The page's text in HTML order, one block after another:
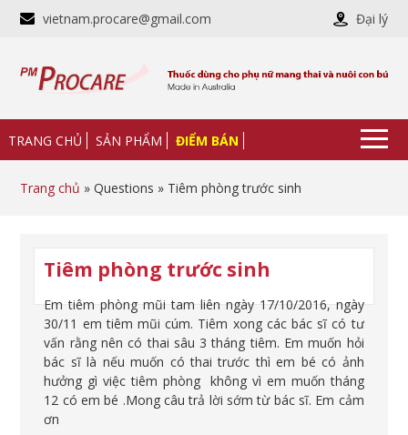
vietnam.procare@gmail.com Đại lý
TRANG CHỦ SẢN PHẨM ĐIỂM BÁN
Trang chủ » Questions » Tiêm phòng trước sinh
Tiêm phòng trước sinh
Em tiêm phòng mũi tam liên ngày 17/10/2016, ngày
30/11 em tiêm mũi cúm. Tiêm xong các bác sĩ có tư
vấn rằng nên có thai sâu 3 tháng tiêm. Em muốn hỏi
bác sĩ là nếu muốn có thai trước thì em bé có ảnh
hưởng gì việc tiêm phòng không vì em muốn tháng
12 có em bé .Mong câu trả lời sớm từ bác sĩ. Em cảm
ơn